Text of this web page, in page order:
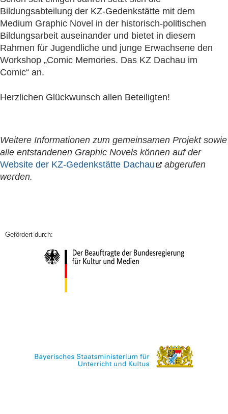
Bildungsabteilung der KZ-Gedenkstätte mit dem
Medium Graphic Novel in der historisch-politischen
Bildungsarbeit auseinander und bietet in diesem
Rahmen für Jugendliche und junge Erwachsene den
Workshop „Comic Memories. Das KZ Dachau im
Comic“ an.
Herzlichen Glückwunsch allen Beteiligten!
Weitere Informationen zum gemeinsamen Projekt sowie
alle entstandenen Graphic Novels können auf der
Website der KZ-Gedenkstätte Dachau
abgerufen
werden.